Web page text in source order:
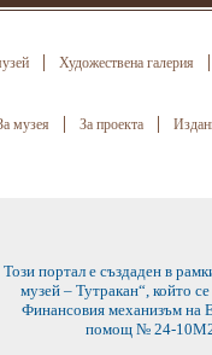
Художествена галерия
музея За проекта
Този портал е създаден в
музей – Тутракан“, който
Финансовия механизъм на
помощ № 24-10М2-